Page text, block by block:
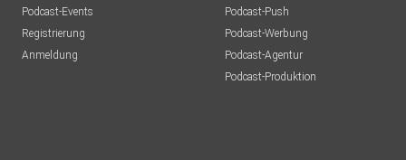
Podcast-Events
Registrierung
Anmeldung
Podcast-Push
Podcast-Werbung
Podcast-Agentur
Podcast-Produktion